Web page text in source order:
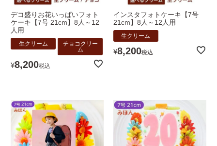
デコ盛りお花いっぱいフォト
ケーキ【7号 21cm】8人～12
人用
生クリーム
チョコクリー
ム
¥8,200税込
インスタフォトケーキ【7号
21cm】8人～12人用
生クリーム
¥8,200税込